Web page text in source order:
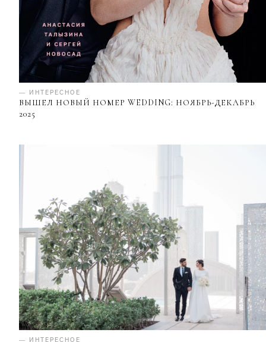
— ИНТЕРЕСНОЕ
ВЫШЕЛ НОВЫЙ НОМЕР WEDDING: НОЯБРЬ-ДЕКАБРЬ
2025
— ИНТЕРЕСНОЕ